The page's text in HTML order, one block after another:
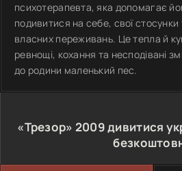
психотерапевта, яка допомагає
подивитися на себе, свої
власних переживань. Це тепла й
ревнощі, кохання та несподівані
до родини маленький пес.
«Трезор» 2009дивитися